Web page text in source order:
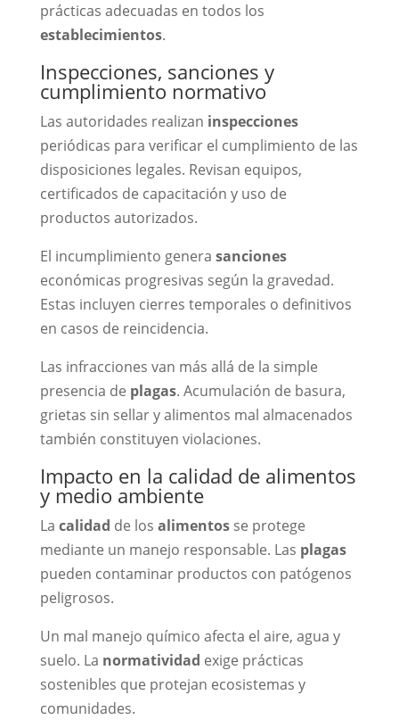
prácticas adecuadas en todos los
establecimientos.
Inspecciones, sanciones y
cumplimiento normativo
Las autoridades realizan inspecciones
periódicas para verificar el cumplimiento de las
disposiciones legales. Revisan equipos,
certificados de capacitación y uso de
productos autorizados.
El incumplimiento genera sanciones
económicas progresivas según la gravedad.
Estas incluyen cierres temporales o definitivos
en casos de reincidencia.
Las infracciones van más allá de la simple
presencia de plagas. Acumulación de basura,
grietas sin sellar y alimentos mal almacenados
también constituyen violaciones.
Impacto en la calidad de alimentos
y medio ambiente
La calidad de los alimentosse protege
mediante un manejo responsable. Las plagas
pueden contaminar productos con patógenos
peligrosos.
Un mal manejo químico afecta el aire, agua y
suelo. La normatividad exige prácticas
sostenibles que protejan ecosistemas y
comunidades.